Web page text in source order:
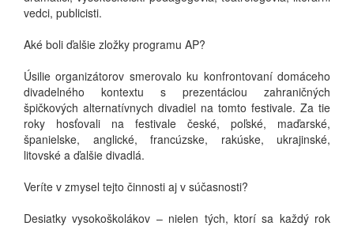
vedci, publicisti.
Aké boli ďalšie zložky programu AP?
Úsilie organizátorov smerovalo ku konfrontovaní domáceho
divadelného kontextu s prezentáciou zahraničných
špičkových alternatívnych divadiel na tomto festivale. Za tie
roky hosťovali na festivale české, poľské, maďarské,
španielske, anglické, francúzske, rakúske, ukrajinské,
litovské a ďalšie divadlá.
Veríte v zmysel tejto činnosti aj v súčasnosti?
Desiatky vysokoškolákov – nielen tých, ktorí sa každý rok